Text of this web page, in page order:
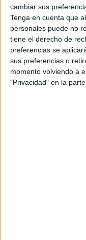
cambiar sus
Tenga en cuenta que
personales puede no
tiene el derecho de
preferencias se
sus preferencias o
momento volviendo a
"Privacidad" en la
La película
Warcraft: El origen )
están a las órdenes
del propioNeely
Goatserá estrenada